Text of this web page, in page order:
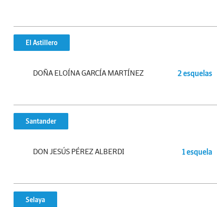
El Astillero
DOÑA ELOÍNA GARCÍA MARTÍNEZ 2 esquelas
Santander
DON JESÚS PÉREZ ALBERDI 1 esquela
Selaya